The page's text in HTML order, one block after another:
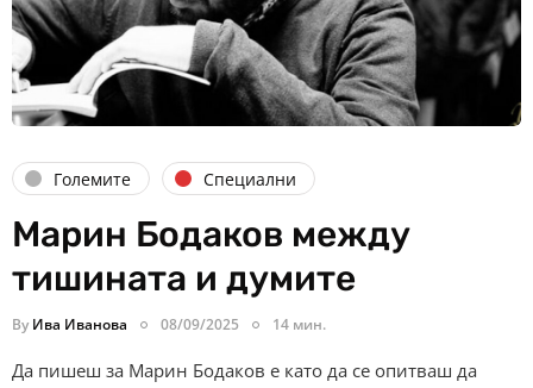
Големите Специални
Марин Бодаков между
тишината и думите
By Ива Иванова 08/09/2025 14 мин.
Да пишеш за Марин Бодаков е като да се опитваш да